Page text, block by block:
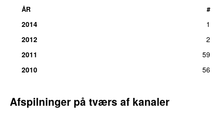
ÅR #
2014
1
2012
2
2011
59
2010
56
Afspilninger på tværs af kanaler